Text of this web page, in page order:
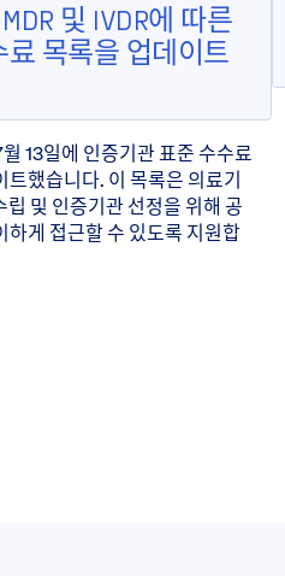
및 IVDR에 따른
목록을 업데이트
13일에 인증기관 표준 수수료
했습니다. 이 목록은 의료기
및 인증기관 선정을 위해 공
하게 접근할 수 있도록 지원합